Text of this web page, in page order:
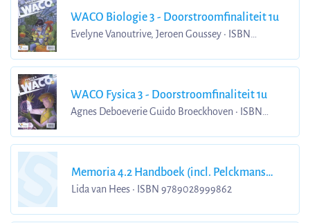
WACO Biologie 3 - Doorstroomfinaliteit 1u
Evelyne Vanoutrive, Jeroen Goussey • ISBN
WACO Fysica 3 - Doorstroomfinaliteit 1u
Agnes Deboeverie Guido Broeckhoven • ISBN
Memoria 4.2 Handboek (incl. Pelckmans
Portaal)
Lida van Hees • ISBN 9789028999862